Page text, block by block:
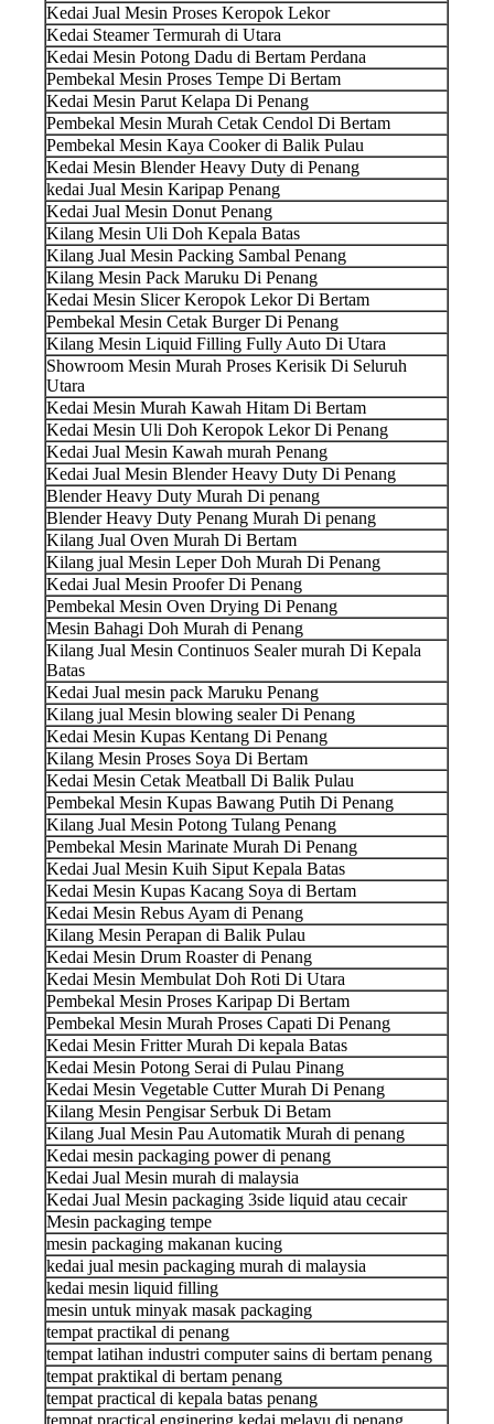
Kedai Jual Mesin Proses Keropok Lekor
Kedai Steamer Termurah di Utara
Kedai Mesin Potong Dadu di Bertam Perdana
Pembekal Mesin Proses Tempe Di Bertam
Kedai Mesin Parut Kelapa Di Penang
Pembekal Mesin Murah Cetak Cendol Di Bertam
Pembekal Mesin Kaya Cooker di Balik Pulau
Kedai Mesin Blender Heavy Duty di Penang
kedai Jual Mesin Karipap Penang
Kedai Jual Mesin Donut Penang
Kilang Mesin Uli Doh Kepala Batas
Kilang Jual Mesin Packing Sambal Penang
Kilang Mesin Pack Maruku Di Penang
Kedai Mesin Slicer Keropok Lekor Di Bertam
Pembekal Mesin Cetak Burger Di Penang
Kilang Mesin Liquid Filling Fully Auto Di Utara
Showroom Mesin Murah Proses Kerisik Di Seluruh
Utara
Kedai Mesin Murah Kawah Hitam Di Bertam
Kedai Mesin Uli Doh Keropok Lekor Di Penang
Kedai Jual Mesin Kawah murah Penang
Kedai Jual Mesin Blender Heavy Duty Di Penang
Blender Heavy Duty Murah Di penang
Blender Heavy Duty Penang Murah Di penang
Kilang Jual Oven Murah Di Bertam
Kilang jual Mesin Leper Doh Murah Di Penang
Kedai Jual Mesin Proofer Di Penang
Pembekal Mesin Oven Drying Di Penang
Mesin Bahagi Doh Murah di Penang
Kilang Jual Mesin Continuos Sealer murah Di Kepala
Batas
Kedai Jual mesin pack Maruku Penang
Kilang jual Mesin blowing sealer Di Penang
Kedai Mesin Kupas Kentang Di Penang
Kilang Mesin Proses Soya Di Bertam
Kedai Mesin Cetak Meatball Di Balik Pulau
Pembekal Mesin Kupas Bawang Putih Di Penang
Kilang Jual Mesin Potong Tulang Penang
Pembekal Mesin Marinate Murah Di Penang
Kedai Jual Mesin Kuih Siput Kepala Batas
Kedai Mesin Kupas Kacang Soya di Bertam
Kedai Mesin Rebus Ayam di Penang
Kilang Mesin Perapan di Balik Pulau
Kedai Mesin Drum Roaster di Penang
Kedai Mesin Membulat Doh Roti Di Utara
Pembekal Mesin Proses Karipap Di Bertam
Pembekal Mesin Murah Proses Capati Di Penang
Kedai Mesin Fritter Murah Di kepala Batas
Kedai Mesin Potong Serai di Pulau Pinang
Kedai Mesin Vegetable Cutter Murah Di Penang
Kilang Mesin Pengisar Serbuk Di Betam
Kilang Jual Mesin Pau Automatik Murah di penang
Kedai mesin packaging power di penang
Kedai Jual Mesin murah di malaysia
Kedai Jual Mesin packaging 3side liquid atau cecair
Mesin packaging tempe
mesin packaging makanan kucing
kedai jual mesin packaging murah di malaysia
kedai mesin liquid filling
mesin untuk minyak masak packaging
tempat practikal di penang
tempat latihan industri computer sains di bertam penang
tempat praktikal di bertam penang
tempat practical di kepala batas penang
tempat practical enginering kedai melayu di penang